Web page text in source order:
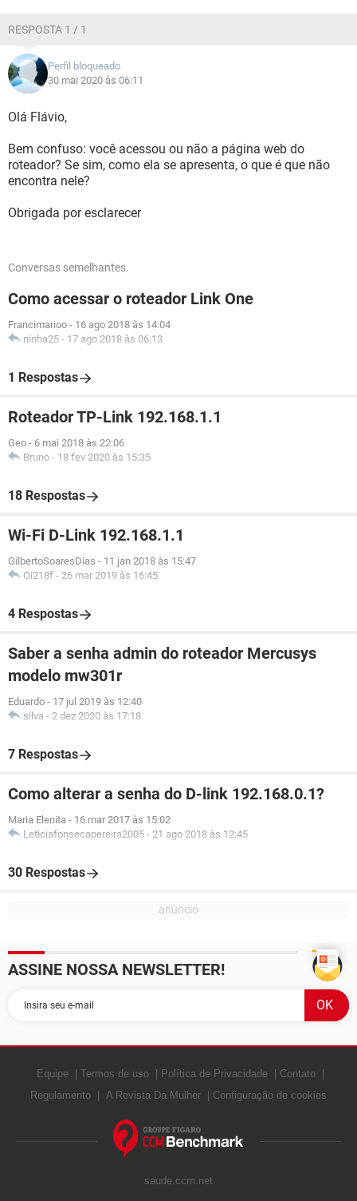
RESPOSTA 1 / 1
Perfil bloqueado
30 mai 2020 às 06:11
Olá Flávio,
Bem confuso: você acessou ou não a página web do
roteador? Se sim, como ela se apresenta, o que é que não
encontra nele?
Obrigada por esclarecer
Conversas semelhantes
Como acessar o roteador Link One
Francimarioo - 16 ago 2018 às 14:04
ninha25 - 17 ago 2018 às 06:13
1 Respostas
Roteador TP-Link 192.168.1.1
Geo - 6 mai 2018 às 22:06
Bruno - 18 fev 2020 às 15:35
18 Respostas
Wi-Fi D-Link 192.168.1.1
GilbertoSoaresDias - 11 jan 2018 às 15:47
Oi218f - 26 mar 2019 às 16:45
4 Respostas
Saber a senha admin do roteador Mercusys
modelo mw301r
Eduardo - 17 jul 2019 às 12:40
silva - 2 dez 2020 às 17:18
7 Respostas
Como alterar a senha do D-link 192.168.0.1?
Maria Elenita - 16 mar 2017 às 15:02
Leticiafonsecapereira2005 - 21 ago 2018 às 12:45
30 Respostas
ASSINE NOSSA NEWSLETTER!
Equipe Termos de uso Política de Privacidade
Contato
Regulamento
A Revista Da Mulher Configuração de cookies
saude.ccm.net